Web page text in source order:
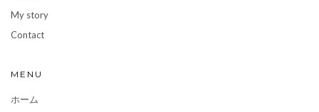
My story
Contact
MENU
ホーム